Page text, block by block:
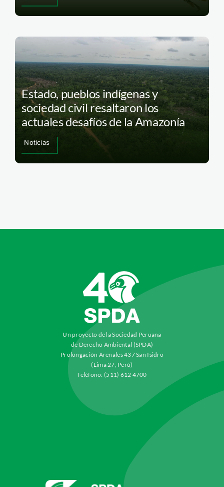
Estado, pueblos indígenas y
sociedad civil resaltaron los
actuales desafíos de la Amazonía
Noticias
Un proyecto de la Sociedad Peruana
de Derecho Ambiental (SPDA)
Prolongación Arenales 437 San Isidro
(Lima 27, Perú)
Teléfono: (511) 612 4700